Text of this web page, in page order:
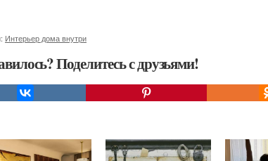
Интерьер дома внутри
Поделитесь с друзьями!